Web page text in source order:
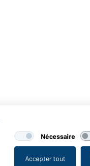
Nécessaire
Accepter tout